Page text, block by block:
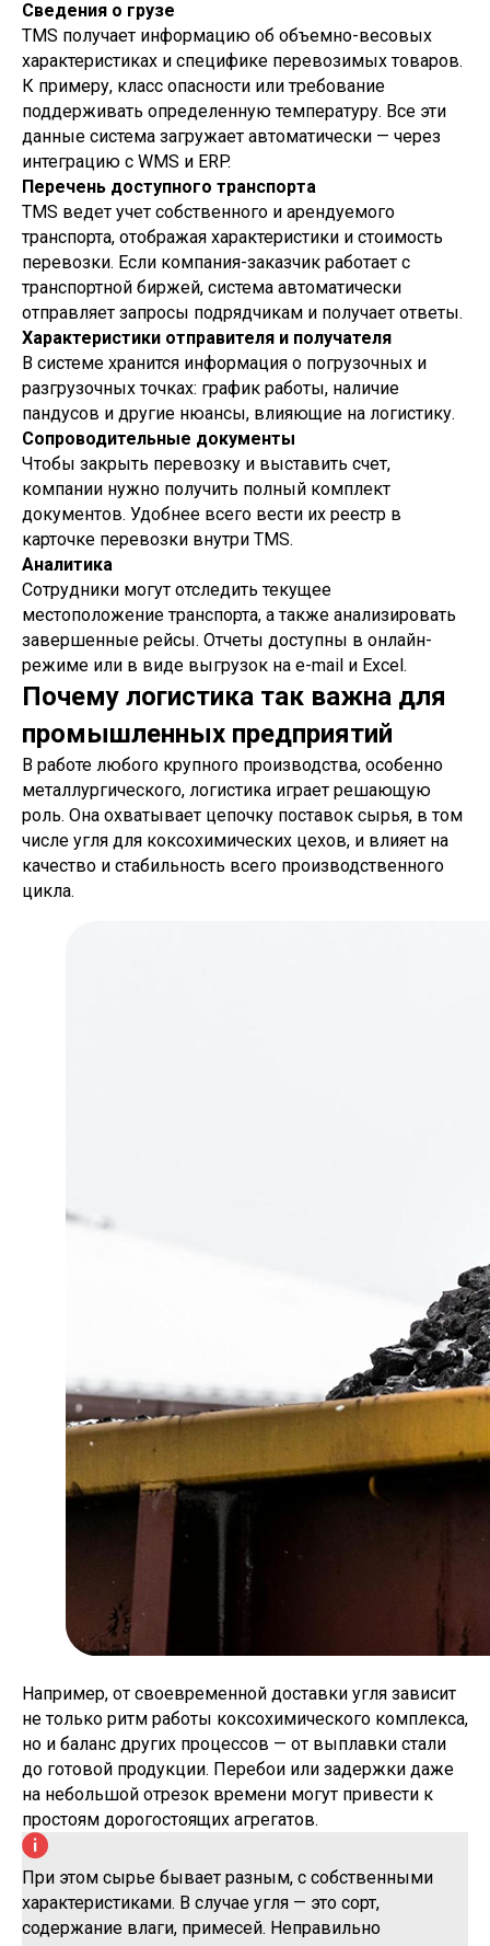
Сведения о грузе
TMS получает информацию об объемно-весовых
характеристиках и специфике перевозимых товаров.
К примеру, класс опасности или требование
поддерживать определенную температуру. Все эти
данные система загружает автоматически — через
интеграцию с WMS и ERP.
Перечень доступного транспорта
TMS ведет учет собственного и арендуемого
транспорта, отображая характеристики и стоимость
перевозки. Если компания-заказчик работает с
транспортной биржей, система автоматически
отправляет запросы подрядчикам и получает ответы.
Характеристики отправителя и получателя
В системе хранится информация о погрузочных и
разгрузочных точках: график работы, наличие
пандусов и другие нюансы, влияющие на логистику.
Сопроводительные документы
Чтобы закрыть перевозку и выставить счет,
компании нужно получить полный комплект
документов. Удобнее всего вести их реестр в
карточке перевозки внутри TMS.
Аналитика
Сотрудники могут отследить текущее
местоположение транспорта, а также анализировать
завершенные рейсы. Отчеты доступны в онлайн-
режиме или в виде выгрузок на e-mail и Excel.
Почему логистика так важна для
промышленных предприятий
В работе любого крупного производства, особенно
металлургического, логистика играет решающую
роль. Она охватывает цепочку поставок сырья, в том
числе угля для коксохимических цехов, и влияет на
качество и стабильность всего производственного
цикла.
Например, от своевременной доставки угля зависит
не только ритм работы коксохимического комплекса,
но и баланс других процессов — от выплавки стали
до готовой продукции. Перебои или задержки даже
на небольшой отрезок времени могут привести к
простоям дорогостоящих агрегатов.
При этом сырье бывает разным, с собственными
характеристиками. В случае угля — это сорт,
содержание влаги, примесей. Неправильно